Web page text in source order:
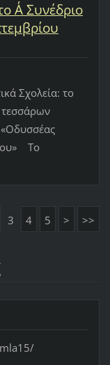
Α΄ Συνέδριο
Σχολεία: το
τεσσάρων
Το
3 4 5 > >>